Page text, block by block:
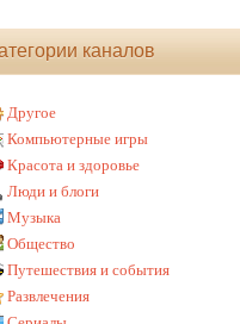
каналов
Другое
Компьютерные игры
Красота и здоровье
Люди и блоги
Музыка
Общество
Путешествия и события
Развлечения